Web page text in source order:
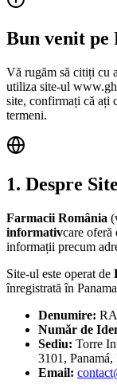
Bun venit pe
Vă rugăm să citiți cu
utiliza site-ul
site, confirmați că ați
termeni.
1. Despre Site
Farmacii România
informativcare oferă
informații precum
Site-ul este operat de
înregistrată în
Denumire:
Număr de
Sediu: Torre
3101, Panamá,
Email: